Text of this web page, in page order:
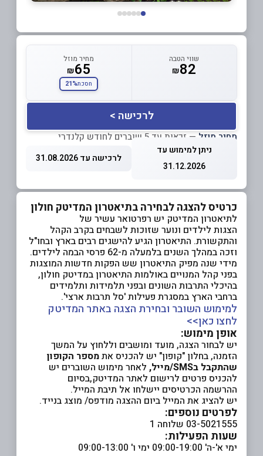
שווי הטבה
₪82
מחיר מוזל
₪65
חסכת21%
לרכישה >
מחיר מוזל — זכאות עד 5 שוברים לחודש קלנדרי
ניתן למימוש עד
31.12.2026
לרכישה עד 31.08.2026
כרטיס להצגה לבחירה בתיאטרון המדיטק חולון
לתיאטרון המדיטק יש רפרטואר עשיר של
הצגות לילדים ונוער שזוכות לשבחים בקרב הקהל
והתקשורת. התיאטרון הגיע להישגים רבים בארץ ובחו"ל
וזכה במהלך השנים בלמעלה מ-62 פרסי הבמה לילדים.
מידי שנה מפיק התיאטרון שש הפקות חדשות המוצגות
בפני קהל המנויים באולמות התיאטרון במדיטק חולון,
בהיכלי התרבות השונים ובפני תלמידות ותלמידים
ברחבי הארץ במסגרת פעילות 'סל תרבות ארצי'.
למימוש השובר ובחירת הצגה באתר המדיטק
לחצו כאן>>
אופן מימוש:
יש לבחור הצגה, מועד ומושבים וללחוץ על המשך
הזמנה, בחלון "קופון" יש להכניס אתמספר הקופון
שהתקבל בSMS/מייל, לאחר מימוש השוברים יש
להכניס פרטים לרישום לאתר המדיטק,בסיום
ההרשמה הכרטיסים יישלחו אל תיבת המייל.
יש להציג את המייל ביום ההצגה מודפס/ מוצג בנייד.
לפרטים נוספים:
03-5021555 שלוחה 1
שעות הפעילות:
ימי א'-ה' 09:00-19:00 ימי ו' 09:00-13:00